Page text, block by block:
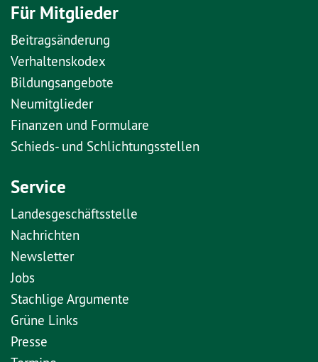
Für Mitglieder
Beitragsänderung
Verhaltenskodex
Bildungsangebote
Neumitglieder
Finanzen und Formulare
Schieds- und Schlichtungsstellen
Service
Landesgeschäftsstelle
Nachrichten
Newsletter
Jobs
Stachlige Argumente
Grüne Links
Presse